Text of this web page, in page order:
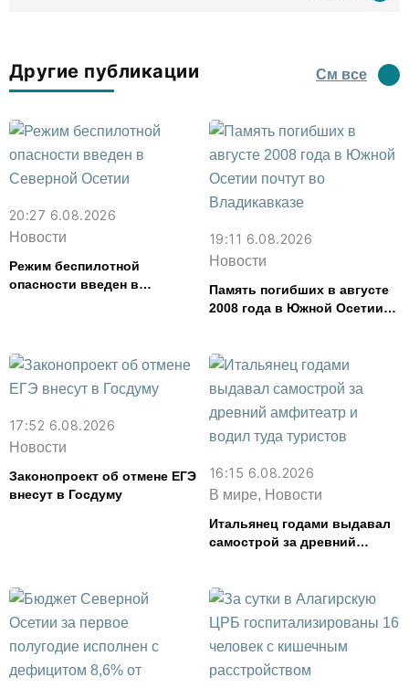
Другие публикации См все
20:27 6.08.2026
Новости
Режим беспилотной
опасности введен в
19:11 6.08.2026
Новости
Память погибших в августе
2008 года в Южной Осетии
17:52 6.08.2026
Новости
Законопроект об отмене ЕГЭ
внесут в Госдуму
16:15 6.08.2026
В мире, Новости
Итальянец годами выдавал
самострой за древний